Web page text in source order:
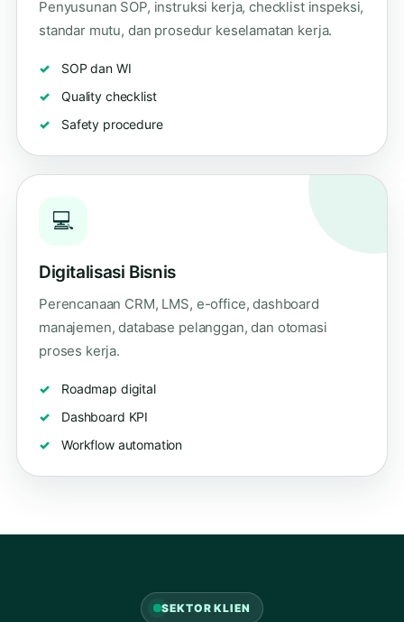
Penyusunan SOP, instruksi kerja, checklist inspeksi,
standar mutu, dan prosedur keselamatan kerja.
SOP dan WI
Quality checklist
Safety procedure
💻
Digitalisasi Bisnis
Perencanaan CRM, LMS, e-office, dashboard
manajemen, database pelanggan, dan otomasi
proses kerja.
Roadmap digital
Dashboard KPI
Workflow automation
SEKTOR KLIEN